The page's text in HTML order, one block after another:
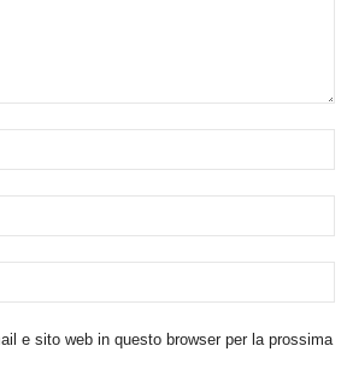
e sito web in questo browser per la prossima